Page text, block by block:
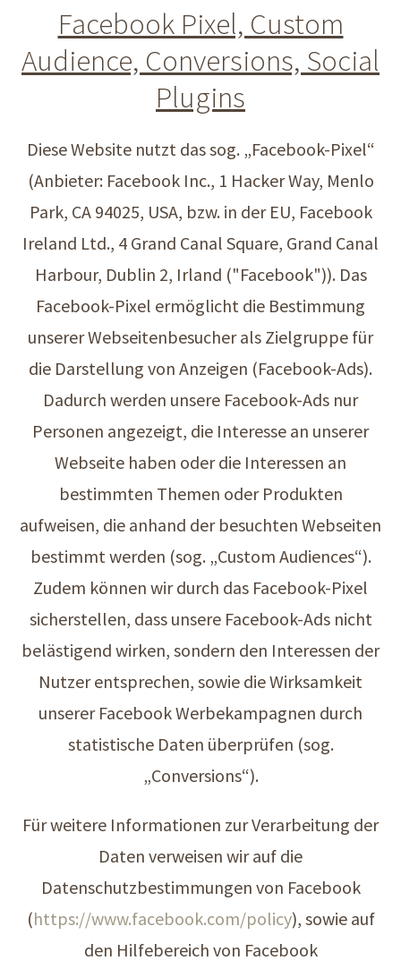
Facebook Pixel, Custom
Audience, Conversions, Social
Plugins
Diese Website nutzt das sog. „Facebook-Pixel“
(Anbieter: Facebook Inc., 1 Hacker Way, Menlo
Park, CA 94025, USA, bzw. in der EU, Facebook
Ireland Ltd., 4 Grand Canal Square, Grand Canal
Harbour, Dublin 2, Irland ("Facebook")). Das
Facebook-Pixel ermöglicht die Bestimmung
unserer Webseitenbesucher als Zielgruppe für
die Darstellung von Anzeigen (Facebook-Ads).
Dadurch werden unsere Facebook-Ads nur
Personen angezeigt, die Interesse an unserer
Webseite haben oder die Interessen an
bestimmten Themen oder Produkten
aufweisen, die anhand der besuchten Webseiten
bestimmt werden (sog. „Custom Audiences“).
Zudem können wir durch das Facebook-Pixel
sicherstellen, dass unsere Facebook-Ads nicht
belästigend wirken, sondern den Interessen der
Nutzer entsprechen, sowie die Wirksamkeit
unserer Facebook Werbekampagnen durch
statistische Daten überprüfen (sog.
„Conversions“).
Für weitere Informationen zur Verarbeitung der
Daten verweisen wir auf die
Datenschutzbestimmungen von Facebook
(https://www.facebook.com/policy), sowie auf
den Hilfebereich von Facebook